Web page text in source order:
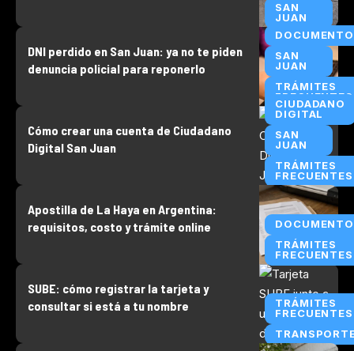
SAN
JUAN
SAN
JUAN
TRÁMITES
FRECUENTES
DNI perdido en San Juan: ya no te piden
denuncia policial para reponerlo
CIUDADANO
DIGITAL
SAN
JUAN
TRÁMITES
FRECUENTES
Cómo crear una cuenta de Ciudadano
Digital San Juan
TRÁMITES
FRECUENTES
Apostilla de La Haya en Argentina:
requisitos, costo y trámite online
TRÁMITES
FRECUENTES
SUBE: cómo registrar la tarjeta y
consultar si está a tu nombre